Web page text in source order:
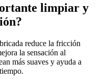
limpiar y
reduce la fricción
la sensación al
más suaves y ayuda a